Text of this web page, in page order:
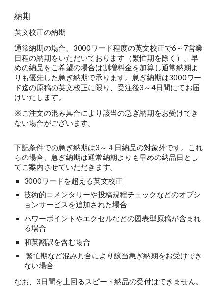
納期
英文校正の納期
通常納期の場合、3000ワード程度の英文校正で6～7営業
日程の納期をいただいております（繁忙期を除く）。早
めの納品をご希望の場合は割増料金を加算し通常納期よ
りも優先した急ぎ納期で承ります。急ぎ納期は3000ワー
ド迄の原稿の英文校正に限り、受注後3～4日間にてお届
けいたします。
※ご注文の混み具合により該当の急ぎ納期をお受けでき
ない場合がございます。
下記条件での急ぎ納期は3～４日納品の対象外です。これ
らの場合、急ぎ納期は通常納期よりも早めの納品日とし
てご案内させていただきます。
3000ワードを超える英文校正
技術的コメンタリーや投稿規程チェックなどのオプシ
ョンサービスを追加された場合
パワーポイントやエクセルなどの図表型原稿が含まれ
る場合
和英翻訳を含む場合
繁忙期など混み具合により該当急ぎ納期をお受けでき
ない場合
なお、3日間を上回るスピード納品の受付はできません。